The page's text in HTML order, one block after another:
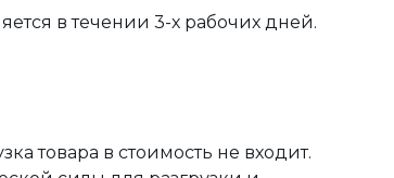
в течении 3-х рабочих дней.
товара в стоимость не входит.